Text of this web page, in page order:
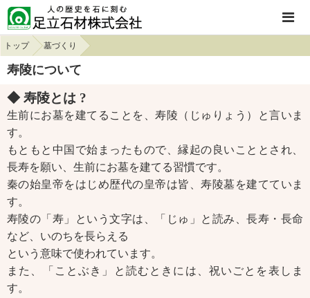
トップ 墓づくり
寿陵について
◆ 寿陵とは ?
生前にお墓を建てることを、寿陵（じゅりょう）と言いま
す。
もともと中国で始まったもので、縁起の良いこととされ、
長寿を願い、生前にお墓を建てる習慣です。
秦の始皇帝をはじめ歴代の皇帝は皆、寿陵墓を建てていま
す。
寿陵の「寿」という文字は、「じゅ」と読み、長寿・長命
など、いのちを長らえる
という意味で使われています。
また、「ことぶき」と読むときには、祝いごとを表しま
す。